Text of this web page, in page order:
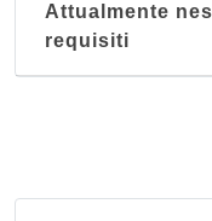
Attualmente
requisiti